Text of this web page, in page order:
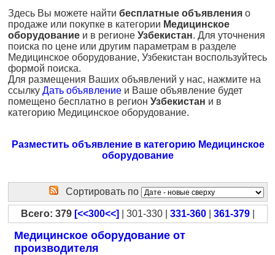
Здесь Вы можете найти бесплатные объявления о
продаже или покупке в категории Медицинское
оборудование и в регионе Узбекистан. Для уточнения
поиска по цене или другим параметрам в разделе
Медицинское оборудование, Узбекистан воспользуйтесь
формой поиска.
Для размещения Ваших объявлений у нас, нажмите на
ссылку Дать объявление и Ваше объявление будет
помещено бесплатно в регион Узбекистан и в
категорию Медицинское оборудование.
Разместить объявление в категорию Медицинское
оборудование
Сортировать по
Всего: 379 [<<300<<] | 301-330 | 331-360 361-379
Медицинское оборудование от
производителя